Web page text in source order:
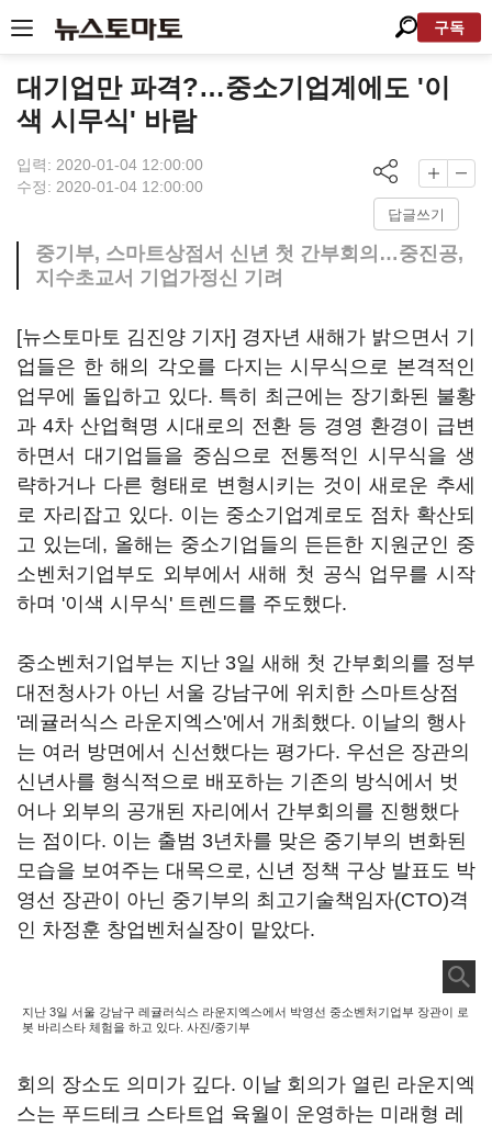
구독
대기업만 파격?…중소기업계에도 '이
색 시무식' 바람
입력: 2020-01-04 12:00:00
수정: 2020-01-04 12:00:00
답글쓰기
중기부, 스마트상점서 신년 첫 간부회의…중진공,
지수초교서 기업가정신 기려
[뉴스토마토 김진양 기자] 경자년 새해가 밝으면서 기
업들은 한 해의 각오를 다지는 시무식으로 본격적인
업무에 돌입하고 있다. 특히 최근에는 장기화된 불황
과 4차 산업혁명 시대로의 전환 등 경영 환경이 급변
하면서 대기업들을 중심으로 전통적인 시무식을 생
략하거나 다른 형태로 변형시키는 것이 새로운 추세
로 자리잡고 있다. 이는 중소기업계로도 점차 확산되
고 있는데, 올해는 중소기업들의 든든한 지원군인 중
소벤처기업부도 외부에서 새해 첫 공식 업무를 시작
하며 '이색 시무식' 트렌드를 주도했다.
중소벤처기업부는 지난 3일 새해 첫 간부회의를 정부
대전청사가 아닌 서울 강남구에 위치한 스마트상점
'레귤러식스 라운지엑스'에서 개최했다. 이날의 행사
는 여러 방면에서 신선했다는 평가다. 우선은 장관의
신년사를 형식적으로 배포하는 기존의 방식에서 벗
어나 외부의 공개된 자리에서 간부회의를 진행했다
는 점이다. 이는 출범 3년차를 맞은 중기부의 변화된
모습을 보여주는 대목으로, 신년 정책 구상 발표도 박
영선 장관이 아닌 중기부의 최고기술책임자(CTO)격
인 차정훈 창업벤처실장이 맡았다.
지난 3일 서울 강남구 레귤러식스 라운지엑스에서 박영선 중소벤처기업부 장관이 로
봇 바리스타 체험을 하고 있다. 사진/중기부
회의 장소도 의미가 깊다. 이날 회의가 열린 라운지엑
스는 푸드테크 스타트업 육월이 운영하는 미래형 레